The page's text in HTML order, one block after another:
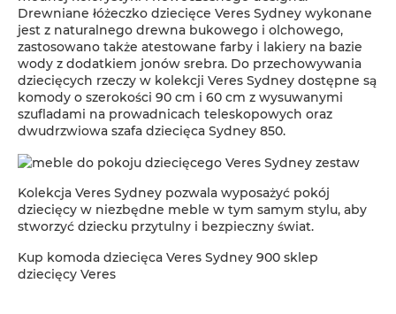
Drewniane łóżeczko dziecięce Veres Sydney wykonane
jest z naturalnego drewna bukowego i olchowego,
zastosowano także atestowane farby i lakiery na bazie
wody z dodatkiem jonów srebra. Do przechowywania
dziecięcych rzeczy w kolekcji Veres Sydney dostępne są
komody o szerokości 90 cm i 60 cm z wysuwanymi
szufladami na prowadnicach teleskopowych oraz
dwudrzwiowa szafa dziecięca Sydney 850.
Kolekcja Veres Sydney pozwala wyposażyć pokój
dziecięcy w niezbędne meble w tym samym stylu, aby
stworzyć dziecku przytulny i bezpieczny świat.
Kup komoda dziecięca Veres Sydney 900 sklep
dziecięcy Veres